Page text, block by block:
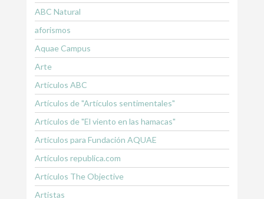
ABC Natural
aforismos
Aquae Campus
Arte
Artículos ABC
Artículos de "Artículos sentimentales"
Artículos de "El viento en las hamacas"
Artículos para Fundación AQUAE
Artículos republica.com
Artículos The Objective
Artistas